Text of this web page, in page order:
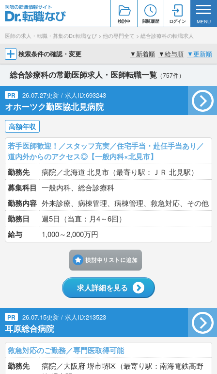
検討中 閲覧履歴 ログイン MENU
医師の求人・転職・募集のDr.転職なび > 他の専門全て > 総合診療科の転職求人
検索条件の確認・変更 ▼ 新着順 ▼給与順 ▼更新順
総合診療科の常勤医師求人・医師転職一覧 （757件）
PR 26.07.27更新 / 求人ID:693243
オホーツク勤医協北見病院
高額年収
若手医師歓迎！／スタッフ充実／住宅手当・赴任手当あり／
道内外からのアクセス◎【一般内科×北見市】
勤務先
病院／北海道 北見市（最寄り駅：ＪＲ 北見駅）
募集科目 一般内科、総合診療科
勤務内容 外来診療、病棟管理、病棟管理、救急対応、その他
勤務日 週5日（当直：月4～6回）
給与 1,000～2,000万円
求人詳細を見る
PR 26.07.15更新 / 求人ID:213523
耳原総合病院
救急対応のご勤務／専門医取得可能
勤務先
病院／大阪府 堺市堺区（最寄り駅：南海電鉄高野